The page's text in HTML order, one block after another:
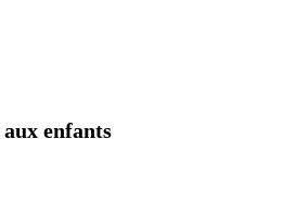
enfants